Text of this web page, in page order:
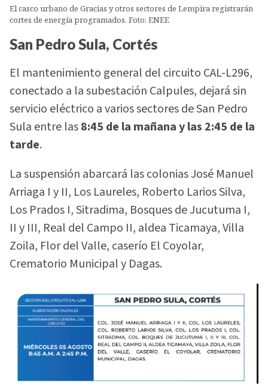
El casco urbano de Gracias y otros sectores de Lempira registrarán
cortes de energía programados. Foto: ENEE
San Pedro Sula, Cortés
El mantenimiento general del circuito CAL-L296,
conectado a la subestación Calpules, dejará sin
servicio eléctrico a varios sectores de San Pedro
Sula entre las8:45 de la mañana y las 2:45 de la
tarde.
La suspensión abarcará las colonias José Manuel
Arriaga I y II, Los Laureles, Roberto Larios Silva,
Los Prados I, Sitradima, Bosques de Jucutuma I,
II y III, Real del Campo II, aldea Ticamaya, Villa
Zoila, Flor del Valle, caserío El Coyolar,
Crematorio Municipal y Dagas.